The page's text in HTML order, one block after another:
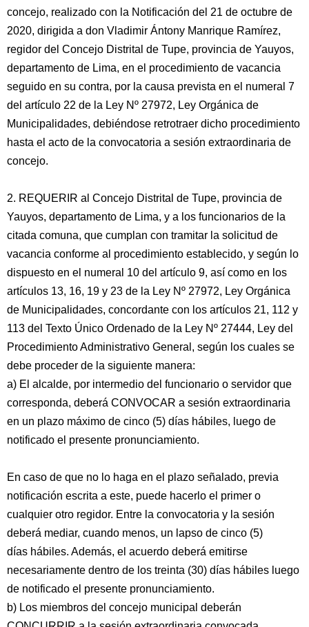
concejo, realizado con la Notificación del 21 de octubre de
2020, dirigida a don Vladimir Ántony Manrique Ramírez,
regidor del Concejo Distrital de Tupe, provincia de Yauyos,
departamento de Lima, en el procedimiento de vacancia
seguido en su contra, por la causa prevista en el numeral 7
del artículo 22 de la Ley Nº 27972, Ley Orgánica de
Municipalidades, debiéndose retrotraer dicho procedimiento
hasta el acto de la convocatoria a sesión extraordinaria de
concejo.
2. REQUERIR al Concejo Distrital de Tupe, provincia de
Yauyos, departamento de Lima, y a los funcionarios de la
citada comuna, que cumplan con tramitar la solicitud de
vacancia conforme al procedimiento establecido, y según lo
dispuesto en el numeral 10 del artículo 9, así como en los
artículos 13, 16, 19 y 23 de la Ley Nº 27972, Ley Orgánica
de Municipalidades, concordante con los artículos 21, 112 y
113 del Texto Único Ordenado de la Ley Nº 27444, Ley del
Procedimiento Administrativo General, según los cuales se
debe proceder de la siguiente manera:
a) El alcalde, por intermedio del funcionario o servidor que
corresponda, deberá CONVOCAR a sesión extraordinaria
en un plazo máximo de cinco (5) días hábiles, luego de
notificado el presente pronunciamiento.
En caso de que no lo haga en el plazo señalado, previa
notificación escrita a este, puede hacerlo el primer o
cualquier otro regidor. Entre la convocatoria y la sesión
deberá mediar, cuando menos, un lapso de cinco (5)
días hábiles. Además, el acuerdo deberá emitirse
necesariamente dentro de los treinta (30) días hábiles luego
de notificado el presente pronunciamiento.
b) Los miembros del concejo municipal deberán